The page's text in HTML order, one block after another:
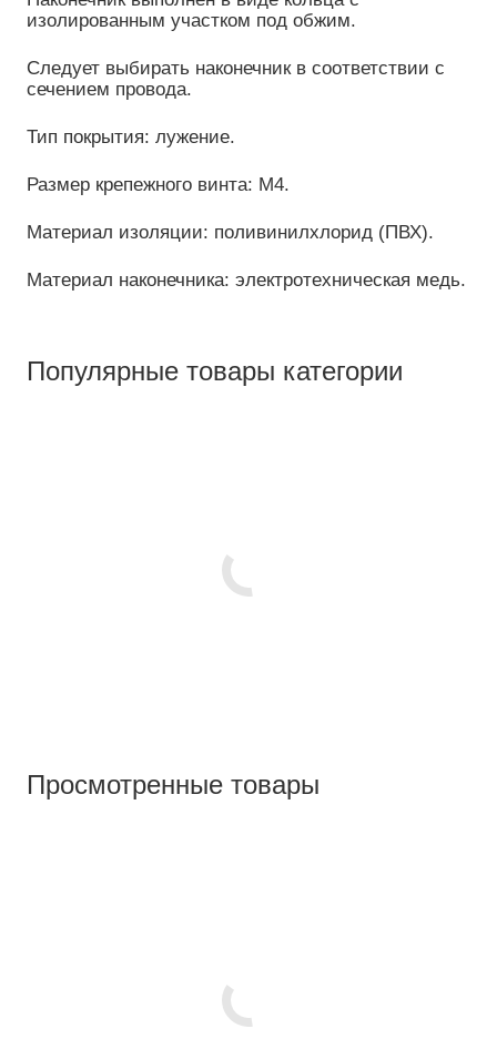
изолированным участком под обжим.
Следует выбирать наконечник в соответствии с
сечением провода.
Тип покрытия: лужение.
Размер крепежного винта: М4.
Материал изоляции: поливинилхлорид (ПВХ).
Материал наконечника: электротехническая медь.
Популярные товары категории
Просмотренные товары